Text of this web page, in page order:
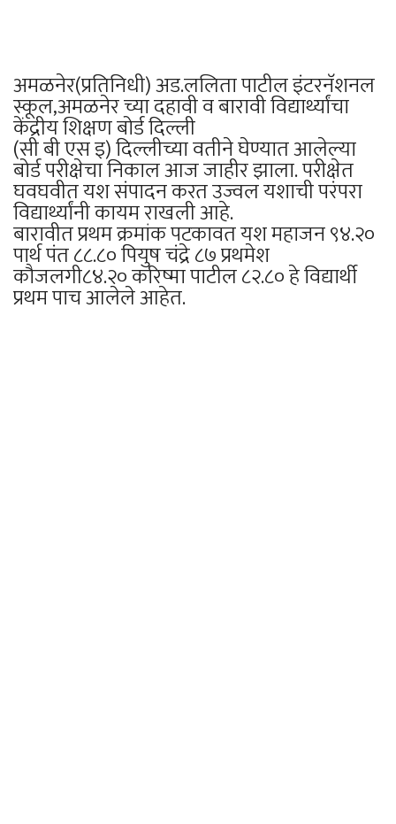
अमळनेर(प्रतिनिधी) अड.ललिता पाटील इंटरनॅशनल
स्कूल,अमळनेर च्या दहावी व बारावी विद्यार्थ्यांचा
केंद्रीय शिक्षण बोर्ड दिल्ली
(सी बी एस इ) दिल्लीच्या वतीने घेण्यात आलेल्या
बोर्ड परीक्षेचा निकाल आज जाहीर झाला. परीक्षेत
घवघवीत यश संपादन करत उज्वल यशाची परंपरा
विद्यार्थ्यांनी कायम राखली आहे.
बारावीत प्रथम क्रमांक पटकावत यश महाजन ९४.२०
पार्थ पंत ८८.८० पियुष चंद्रे ८७ प्रथमेश
कौजलगी८४.२० करिष्मा पाटील ८२.८० हे विद्यार्थी
प्रथम पाच आलेले आहेत.